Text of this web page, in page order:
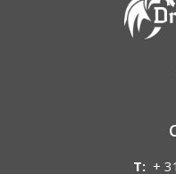
T: +